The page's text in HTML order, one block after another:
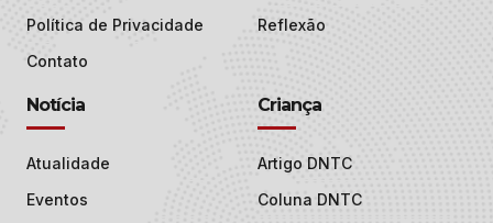
Política de Privacidade
Contato
Reflexão
Notícia
Atualidade
Eventos
Criança
Artigo DNTC
Coluna DNTC